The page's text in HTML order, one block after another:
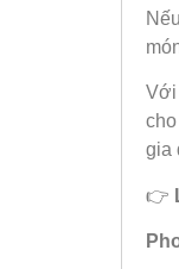
Với
gia
👉